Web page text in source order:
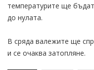
температурите ще
до нулата.
В сряда валежите ще
и се очаква затопляне.